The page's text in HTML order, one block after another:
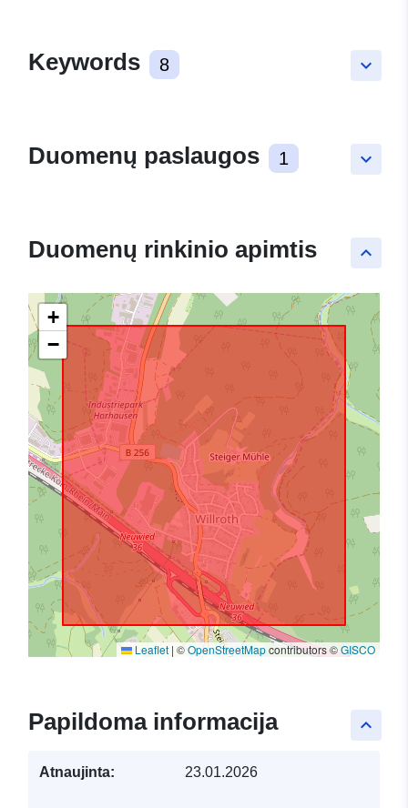
keyboard_arrow_down
Keywords 8
keyboard_arrow_down
Duomenų paslaugos 1
keyboard_arrow_up
Duomenų rinkinio apimtis
+
−
Leaflet | ©OpenStreetMapcontributors ©GISCO
keyboard_arrow_up
Papildoma informacija
Atnaujinta: 23.01.2026